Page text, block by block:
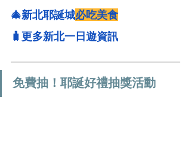
🎄新北耶誕城必吃美食
🧳更多新北一日遊資訊
免費抽！耶誕好禮抽獎活動